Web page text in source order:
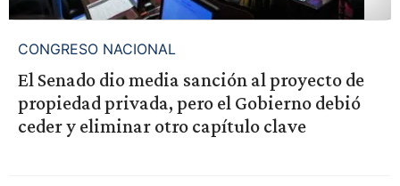
CONGRESO NACIONAL
El Senado dio media sanción al proyecto de
propiedad privada, pero el Gobierno debió
ceder y eliminar otro capítulo clave